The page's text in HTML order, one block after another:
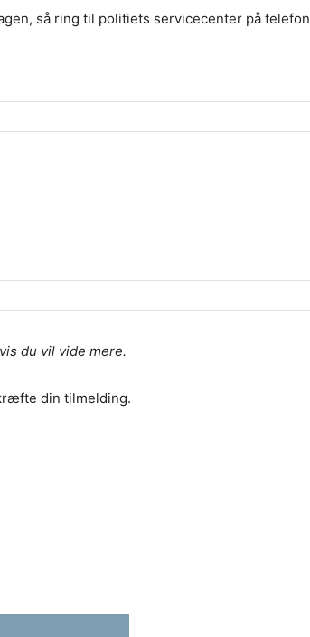
så ring til politiets servicecenter på telefon
du vil vide mere.
din tilmelding.